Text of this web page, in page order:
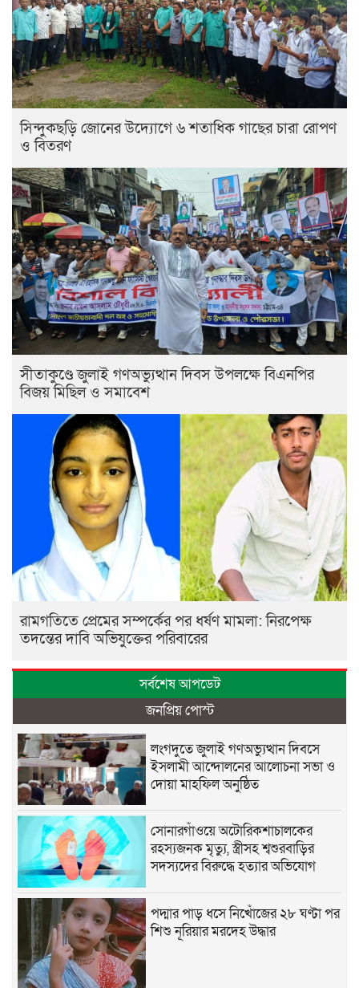
সিন্দুকছড়ি জোনের উদ্যোগে ৬ শতাধিক গাছের চারা রোপণ
ও বিতরণ
সীতাকুণ্ডে জুলাই গণঅভ্যুত্থান দিবস উপলক্ষে বিএনপির
বিজয় মিছিল ও সমাবেশ
রামগতিতে প্রেমের সম্পর্কের পর ধর্ষণ মামলা: নিরপেক্ষ
তদন্তের দাবি অভিযুক্তের পরিবারের
সর্বশেষ আপডেট
জনপ্রিয় পোস্ট
লংগদুতে জুলাই গণঅভ্যুত্থান দিবসে
ইসলামী আন্দোলনের আলোচনা সভা ও
দোয়া মাহফিল অনুষ্ঠিত
সোনারগাঁওয়ে অটোরিকশাচালকের
রহস্যজনক মৃত্যু, স্ত্রীসহ শ্বশুরবাড়ির
সদস্যদের বিরুদ্ধে হত্যার অভিযোগ
পদ্মার পাড় ধসে নিখোঁজের ২৮ ঘণ্টা পর
শিশু নূরিয়ার মরদেহ উদ্ধার